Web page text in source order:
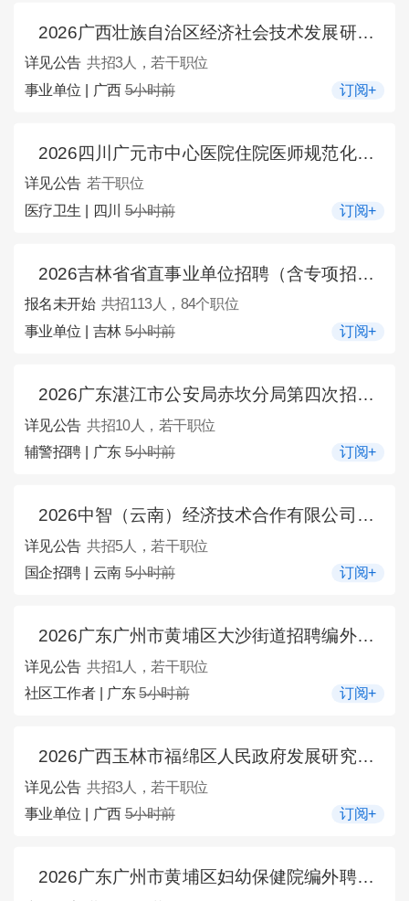
2026广西壮族自治区经济社会技术发展研究所招聘编外聘用人员3人公告
详见公告 共招3人，若干职位
事业单位 | 广西5小时前 订阅+
2026四川广元市中心医院住院医师规范化培训补录招收简章
详见公告 若干职位
医疗卫生 | 四川5小时前 订阅+
2026吉林省省直事业单位招聘（含专项招聘高校毕业生）113人公告（11号）
报名未开始 共招113人，84个职位
事业单位 | 吉林5小时前 订阅+
2026广东湛江市公安局赤坎分局第四次招聘警务辅助人员10人公告
详见公告 共招10人，若干职位
辅警招聘 | 广东5小时前 订阅+
2026中智（云南）经济技术合作有限公司专职驾驶员招聘5人公告（市公共就业和人才服务中心招用工信息2026年第62期）
详见公告 共招5人，若干职位
国企招聘 | 云南5小时前 订阅+
2026广东广州市黄埔区大沙街道招聘编外聘用人员1人公告
详见公告 共招1人，若干职位
社区工作者 | 广东5小时前 订阅+
2026广西玉林市福绵区人民政府发展研究中心招聘见习生3人公告
详见公告 共招3人，若干职位
事业单位 | 广西5小时前 订阅+
2026广东广州市黄埔区妇幼保健院编外聘用人员招聘1人公告